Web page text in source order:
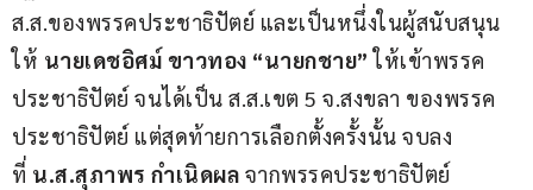
ส.ส.ของพรรคประชาธิปัตย์ และเป็นหนึ่งในผู้สนับสนุน
ให้ นายเดชอิศม์ ขาวทอง “นายกชาย” ให้เข้าพรรค
ประชาธิปัตย์ จนได้เป็น ส.ส.เขต 5 จ.สงขลา ของพรรค
ประชาธิปัตย์ แต่สุดท้ายการเลือกตั้งครั้งนั้น จบลง
ที่ น.ส.สุภาพร กำเนิดผล จากพรรคประชาธิปัตย์